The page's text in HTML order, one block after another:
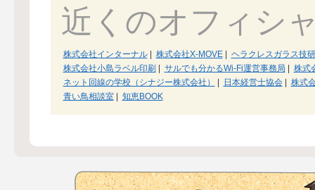
近くのオフィシ
株式会社インターナル| 株式会社X-MOVE|
ヘラクレスガラス技
株式会社小島ラベル印刷
サルでも分かるWi-Fi運営事務局
株式
ネット回線の学校（シナジー株式会社）
日本経営士協会|
株式
青い鳥相談室| 知恵BOOK